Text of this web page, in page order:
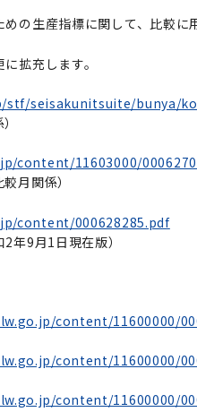
の生産指標に関して、比較に
拡充します。
stf/seisakunitsuite/bunya/
content/11603000/
月関係）
content/000628285.pdf
9月1日現在版）
content/11600000/
content/11600000/
content/11600000/